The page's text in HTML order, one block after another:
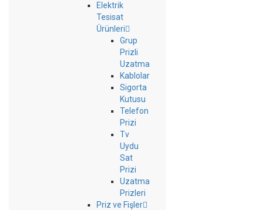
Elektrik
Tesisat
Ürünleri
Grup
Prizli
Uzatma
Kablolar
Sigorta
Kutusu
Telefon
Prizi
Tv
Uydu
Sat
Prizi
Uzatma
Prizleri
Priz ve Fişler